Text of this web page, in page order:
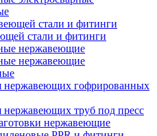
стали и фитинги
нержавеющие
нержавеющие
нержавеющих гофрированных
труб под пресс
нержавеющие